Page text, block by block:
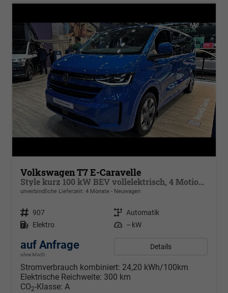
Volkswagen T7 E-Caravelle
Style kurz 100 kW BEV vollelektrisch, 4 Motion , 8 Sitze, Navigationssystem Discover Media, Klimaautomatik 3 Zonen, dunkel eingefärbte Scheiben, Fahrerassistenzpaket Plus,
unverbindliche Lieferzeit: 4 Monate Neuwagen
Fahrzeugnr. 907 Getriebe Automatik
Kraftstoff Elektro Leistung – kW
auf Anfrage
ohne MwSt.
Details
Stromverbrauch kombiniert: 24,20 kWh/100km
Elektrische Reichweite: 300 km
CO2-Klasse: A